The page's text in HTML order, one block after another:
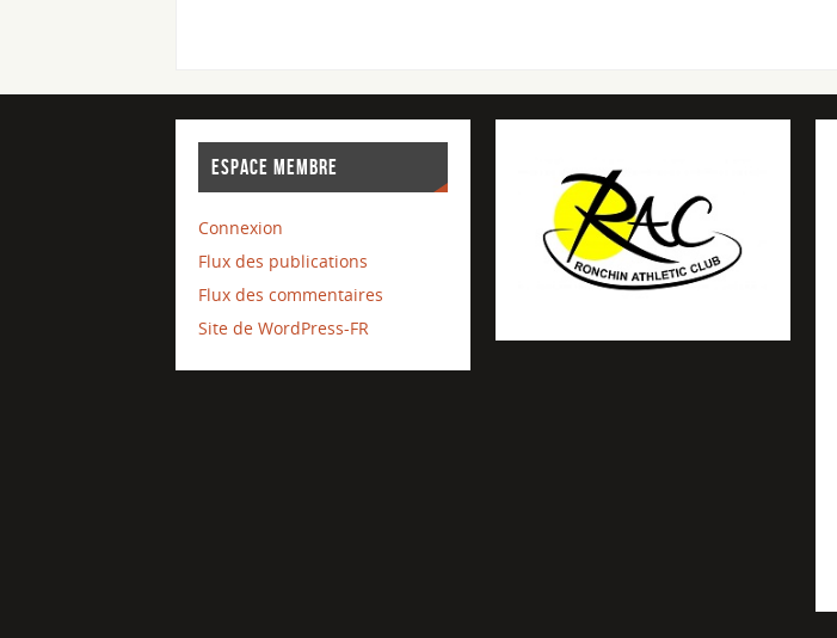
ESPACE MEMBRE
Connexion
Flux des publications
Flux des commentaires
Site de WordPress-FR